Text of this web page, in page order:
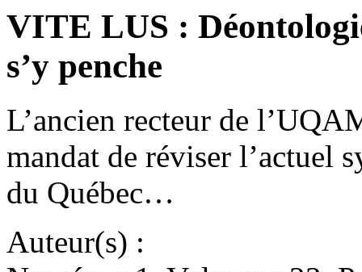
VITE LUS :
s’y penche
L’ancien recteur de
mandat de réviser l’actuel
du Québec…
Auteur(s) :